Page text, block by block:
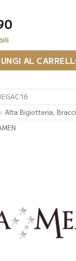
AL
Alta Bigiotteria,